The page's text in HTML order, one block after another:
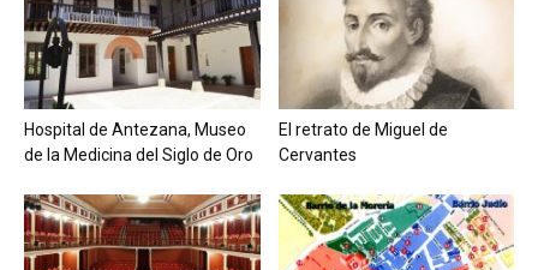
Hospital de Antezana, Museo
de la Medicina del Siglo de Oro
El retrato de Miguel de
Cervantes